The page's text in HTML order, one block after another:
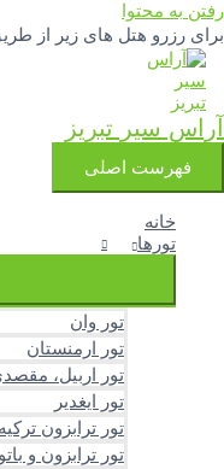
رفتن به محتوا
برای رزرو هتل های زیر از طریق پیامرسان
آراس سیر تبریز
فهرست اصلی
خانه
تورها
تور وان
تور ارمنستان
تور اربیل،
تور ایغدیر
تور ترابزون ترکیه
تور ترابزون و